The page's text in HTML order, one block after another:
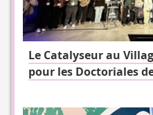
Le Catalyseur au
pour les Doctoriales